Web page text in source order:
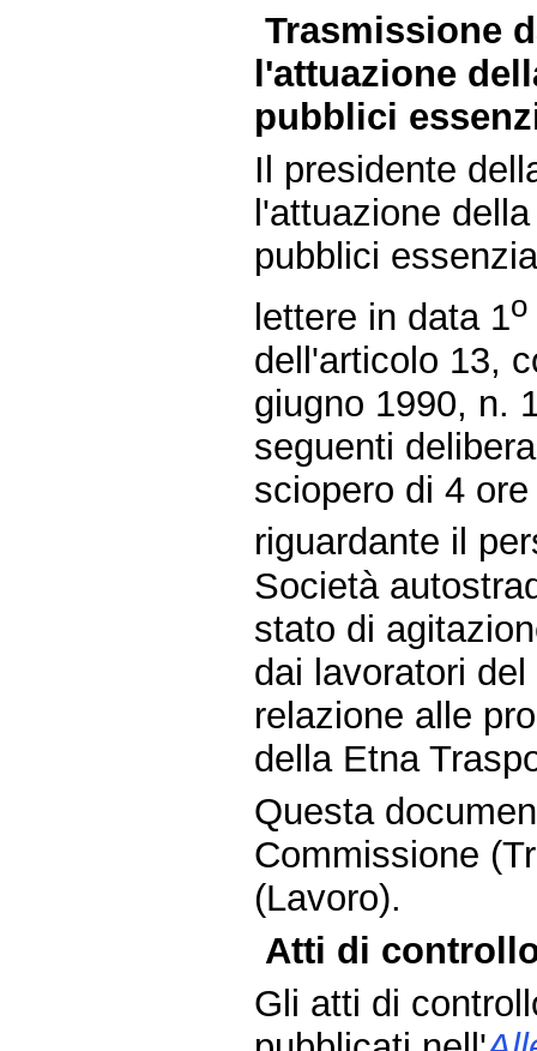
Trasmissione
l'attuazione
pubblici
Il presidente
l'attuazione
pubblici
lettere in data 1o
dell'articolo 13,
giugno 1990, n.
seguenti
sciopero di 4
riguardante il
Società
stato di
dai lavoratori
relazione alle
della Etna
Questa
Commissione
(Lavoro).
Atti di
Gli atti di